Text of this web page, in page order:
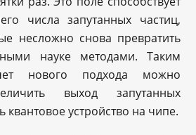
числа запутанных частиц,
несложно снова превратить
науке методами. Таким
нового подхода можно
выход запутанных
квантовое устройство на чипе.